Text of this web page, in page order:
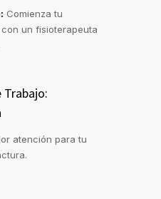
Comienza tu
un fisioterapeuta
Trabajo:
atención para tu